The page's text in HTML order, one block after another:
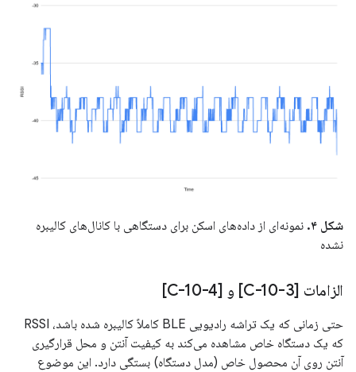
شکل ۴.
نمونه‌ای از داده‌های اسکن برای دستگاهی با کانال‌های کالیبره
نشده
الزامات [C-10-3] و [C-10-4]
حتی زمانی که یک تراشه رادیویی BLE کاملاً کالیبره شده باشد، RSSI
که یک دستگاه خاص مشاهده می‌کند به کیفیت آنتن و محل قرارگیری
آنتن روی آن محصول خاص (مدل دستگاه) بستگی دارد. این موضوع